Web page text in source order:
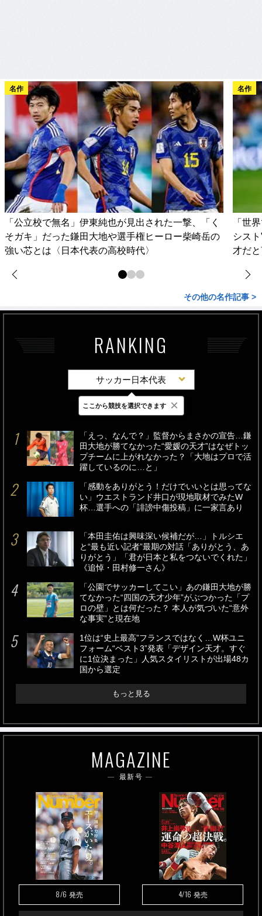
名作
「公立校で無名」伊東純也が見出された一撃、「く
そガキ」だった鎌田大地や選手権ヒーロー柴崎岳の
強い芯とは〈日本代表の高校時代〉
名作
「世
シス
才だ
その他の名作記事 >
RANKING
サッカー日本代表
最新 24時間 週間
「えっ、なんで？」監督からまさかの宣告…鎌
田大地が勝てなかった“愛媛の天才”はなぜトッ
プチームに上がれなかった？「大地はプロで活
躍しているのに…と」
「感動をありがとう！だけでいいとは思ってな
い」ウエストランド井口が現地取材でみたW
杯…選手への「誹謗中傷投稿」に一家言あり
「本田圭佑は興味深い候補だが…」トルシエ
と“最も近い記者”最期の対話「ありがとう、あ
りがとう」「君が日本と私をつないでくれた」
《追悼・田村修一さん》
「公園でサッカーしてこい」あの鎌田大地が勝
てなかった“四国の天才少年”がぶつかった「プ
ロの壁」とは何だった？ 本人が気づいた“意外
な事実”と現在地
1位は“史上最高”フランスではなく…W杯ユニ
フォーム“ベスト3”発表「デザイン天才。すぐ
に1位決まった」人気スタイリストが出場48カ
国から選定
もっと見る
MAGAZINE
最新号
8/6 発売 4/16 発売
ここから競技を選択できます ×